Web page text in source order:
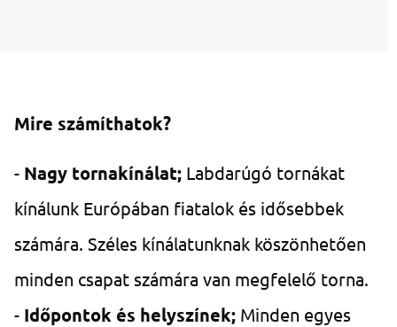
Mire számíthatok?
- Nagy tornakínálat; Labdarúgó tornákat
kínálunk Európában fiatalok és idősebbek
számára. Széles kínálatunknak köszönhetően
minden csapat számára van megfelelő torna.
- Időpontok és helyszínek; Minden egyes